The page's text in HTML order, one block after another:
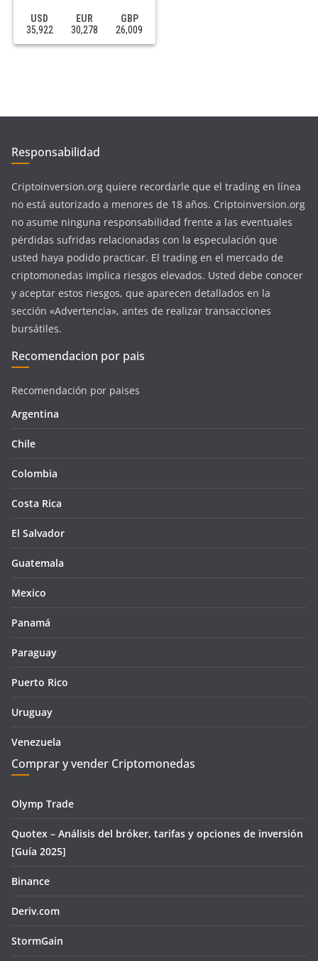
USD
35,922
EUR
30,278
GBP
26,009
Responsabilidad
Criptoinversion.org quiere recordarle que el trading en línea
no está autorizado a menores de 18 años. Criptoinversion.org
no asume ninguna responsabilidad frente a las eventuales
pérdidas sufridas relacionadas con la especulación que
usted haya podido practicar. El trading en el mercado de
criptomonedas implica riesgos elevados. Usted debe conocer
y aceptar estos riesgos, que aparecen detallados en la
sección «Advertencia», antes de realizar transacciones
bursátiles.
Recomendacion por pais
Recomendación por paises
Argentina
Chile
Colombia
Costa Rica
El Salvador
Guatemala
Mexico
Panamá
Paraguay
Puerto Rico
Uruguay
Venezuela
Comprar y vender Criptomonedas
Olymp Trade
Quotex – Análisis del bróker, tarifas y opciones de inversión
[Guía 2025]
Binance
Deriv.com
StormGain